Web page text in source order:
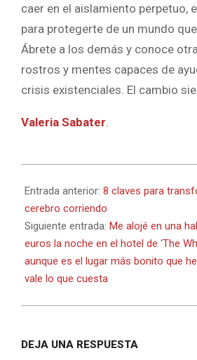
caer en el aislamiento perpetuo,
para protegerte de un mundo
Ábrete a los demás y conoce
rostros y mentes capaces de
crisis existenciales. El cambio
Valeria Sabater
05-
25
Entrada anterior: 8 claves para
cerebro corriendo
Siguiente entrada: Me alojé en una
euros la noche en el hotel de ‘The
aunque es el lugar más bonito que
vale lo que cuesta
DEJA UNA RESPUESTA